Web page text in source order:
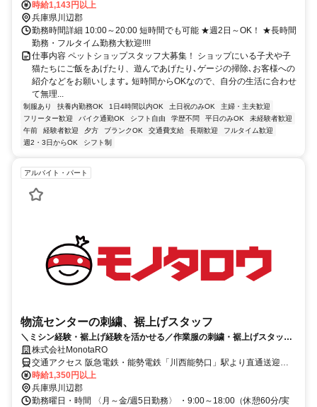
ーミナル より日生中央方面行き『総合公園前』下車
時給1,143円以上
兵庫県川辺郡
勤務時間詳細 10:00～20:00 短時間でも可能 ★週2日～OK！ ★長時間
勤務・フルタイム勤務大歓迎!!!!
仕事内容 ペットショップスタッフ大募集！ ショップにいる子犬や子
猫たちにご飯をあげたり、遊んであげたり､ゲージの掃除､お客様への
紹介などをお願いします｡ 短時間からOKなので、自分の生活に合わせ
て無理...
制服あり 扶養内勤務OK 1日4時間以内OK 土日祝のみOK
主婦・主夫歓迎
フリーター歓迎
バイク通勤OK シフト自由 学歴不問 平日のみOK
未経験者歓迎
午前
経験者歓迎 夕方 ブランクOK 交通費支給 長期歓迎
フルタイム歓迎
週2・3日からOK
シフト制
アルバイト・パート
物流センターの刺繍、裾上げスタッフ
＼ミシン経験・裾上げ経験を活かせる／作業服の刺繍・裾上げスタッフ
募集！平日週5日・日勤のみ
株式会社MonotaRO
交通アクセス 阪急電鉄・能勢電鉄「川西能勢口」駅より直通送迎バ
ス25分 ★川西市、宝塚市から出勤されているスタッフ多数♪
時給1,350円以上
兵庫県川辺郡
勤務曜日・時間 〈月～金/週5日勤務〉 ・9:00～18:00（休憩60分/実